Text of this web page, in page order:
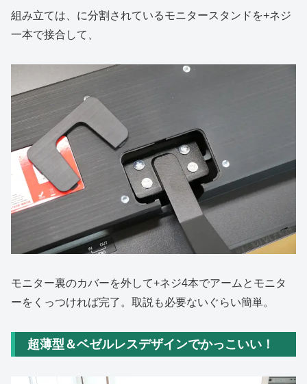
組み立ては、に分割されているモニタースタンドを+ネジ
一本で接合して、
モニター裏のカバーを外して+ネジ4本でアームとモニタ
ーをくっつければ完了。取説も必要ないぐらい簡単。
超薄型＆ベゼルレスデザインでかっこいい！